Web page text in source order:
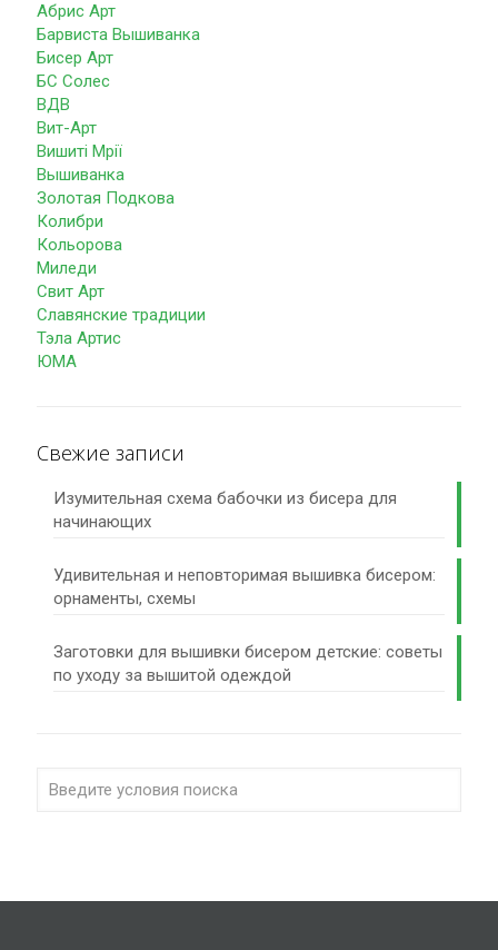
Абрис Арт
Барвиста Вышиванка
Бисер Арт
БС Солес
ВДВ
Вит-Арт
Вишиті Мрії
Вышиванка
Золотая Подкова
Колибри
Кольорова
Миледи
Свит Арт
Славянские традиции
Тэла Артис
ЮМА
Свежие записи
Изумительная схема бабочки из бисера для
начинающих
Удивительная и неповторимая вышивка бисером:
орнаменты, схемы
Заготовки для вышивки бисером детские: советы
по уходу за вышитой одеждой